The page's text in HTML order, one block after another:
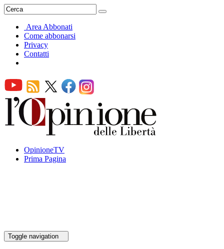
Area Abbonati
Come abbonarsi
Privacy
Contatti
OpinioneTV
Prima Pagina
Toggle navigation